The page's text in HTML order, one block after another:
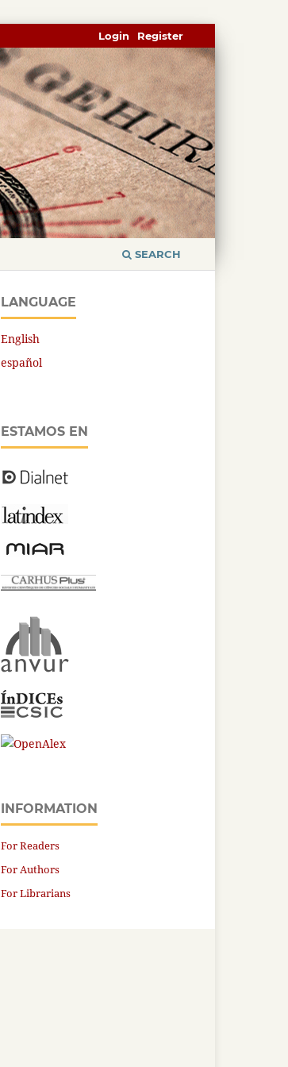
SEARCH
Register
Login
LANGUAGE
English
español
ESTAMOS EN
INFORMATION
For Readers
For Authors
For Librarians